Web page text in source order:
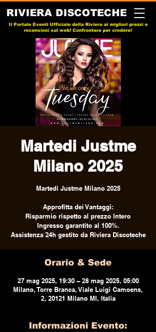
RIVIERA DISCOTECHE
Il Portale Eventi Ufficiale della Riviera ai migliori prezzi e
recensioni sul web! Confrontare per credere!
Martedi Justme
Milano 2025
Martedi Justme Milano 2025
Approfitta dei Vantaggi:
Risparmio rispetto al prezzo Intero
Ingresso garantito al 100%.
Assistenza 24h gestito da Riviera Discoteche
Orario & Sede
27 mag 2025, 19:30 – 28 mag 2025, 05:00
Milano, Torre Branca, Viale Luigi Camoens,
2, 20121 Milano MI, Italia
Informazioni Evento: